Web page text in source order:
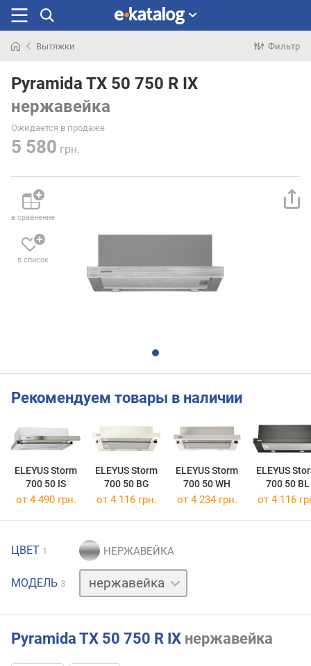
раньше
Вытяжки Фильтр
Pyramida TX 50 750 R IX
нержавейка
Ожидается в продаже
5 580 грн.
в сравнение
в список
Рекомендуем товары в наличии
ELEYUS Storm
700 50 IS
ELEYUS Storm
700 50 BG
ELEYUS Storm
700 50 WH
ELEYUS
700 50 BL
от 4 490 грн. от 4 116 грн. от 4 234 грн. от 4 116
ЦВЕТ 1
МОДЕЛЬ 3
черный
Pyramida TX 50 750 R IX нержавейка